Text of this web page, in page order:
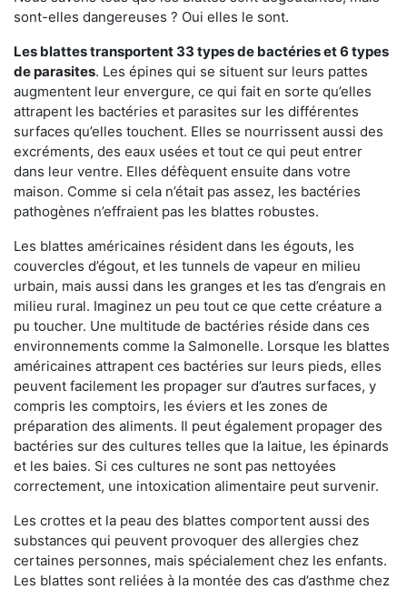
sont-elles dangereuses ? Oui elles le sont.
Les blattes transportent 33 types de bactéries et 6 types
de parasites. Les épines qui se situent sur leurs pattes
augmentent leur envergure, ce qui fait en sorte qu’elles
attrapent les bactéries et parasites sur les différentes
surfaces qu’elles touchent. Elles se nourrissent aussi des
excréments, des eaux usées et tout ce qui peut entrer
dans leur ventre. Elles défèquent ensuite dans votre
maison. Comme si cela n’était pas assez, les bactéries
pathogènes n’effraient pas les blattes robustes.
Les blattes américaines résident dans les égouts, les
couvercles d’égout, et les tunnels de vapeur en milieu
urbain, mais aussi dans les granges et les tas d’engrais en
milieu rural. Imaginez un peu tout ce que cette créature a
pu toucher. Une multitude de bactéries réside dans ces
environnements comme la Salmonelle. Lorsque les blattes
américaines attrapent ces bactéries sur leurs pieds, elles
peuvent facilement les propager sur d’autres surfaces, y
compris les comptoirs, les éviers et les zones de
préparation des aliments. Il peut également propager des
bactéries sur des cultures telles que la laitue, les épinards
et les baies. Si ces cultures ne sont pas nettoyées
correctement, une intoxication alimentaire peut survenir.
Les crottes et la peau des blattes comportent aussi des
substances qui peuvent provoquer des allergies chez
certaines personnes, mais spécialement chez les enfants.
Les blattes sont reliées à la montée des cas d’asthme chez